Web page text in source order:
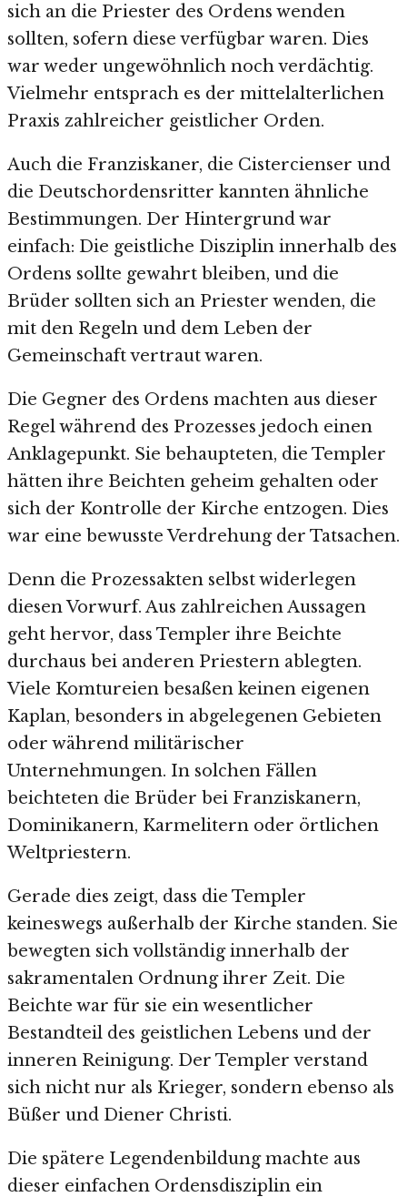
sich an die Priester des Ordens wenden
sollten, sofern diese verfügbar waren. Dies
war weder ungewöhnlich noch verdächtig.
Vielmehr entsprach es der mittelalterlichen
Praxis zahlreicher geistlicher Orden.
Auch die Franziskaner, die Cistercienser und
die Deutschordensritter kannten ähnliche
Bestimmungen. Der Hintergrund war
einfach: Die geistliche Disziplin innerhalb des
Ordens sollte gewahrt bleiben, und die
Brüder sollten sich an Priester wenden, die
mit den Regeln und dem Leben der
Gemeinschaft vertraut waren.
Die Gegner des Ordens machten aus dieser
Regel während des Prozesses jedoch einen
Anklagepunkt. Sie behaupteten, die Templer
hätten ihre Beichten geheim gehalten oder
sich der Kontrolle der Kirche entzogen. Dies
war eine bewusste Verdrehung der Tatsachen.
Denn die Prozessakten selbst widerlegen
diesen Vorwurf. Aus zahlreichen Aussagen
geht hervor, dass Templer ihre Beichte
durchaus bei anderen Priestern ablegten.
Viele Komtureien besaßen keinen eigenen
Kaplan, besonders in abgelegenen Gebieten
oder während militärischer
Unternehmungen. In solchen Fällen
beichteten die Brüder bei Franziskanern,
Dominikanern, Karmelitern oder örtlichen
Weltpriestern.
Gerade dies zeigt, dass die Templer
keineswegs außerhalb der Kirche standen. Sie
bewegten sich vollständig innerhalb der
sakramentalen Ordnung ihrer Zeit. Die
Beichte war für sie ein wesentlicher
Bestandteil des geistlichen Lebens und der
inneren Reinigung. Der Templer verstand
sich nicht nur als Krieger, sondern ebenso als
Büßer und Diener Christi.
Die spätere Legendenbildung machte aus
dieser einfachen Ordensdisziplin ein